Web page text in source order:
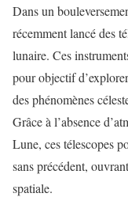
Dans un
récemment lancé des
lunaire. Ces
pour objectif
des phénomènes
Grâce à l’absence
Lune, ces télescopes
sans précédent,
spatiale.